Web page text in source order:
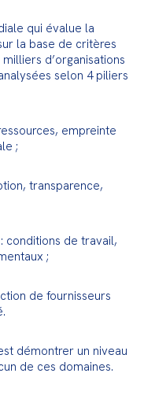
qui évalue la
la base de critères
d’organisations
selon 4 piliers
empreinte
;
transparence,
: conditions de travail,
;
de fournisseurs
démontrer un niveau
de ces domaines.